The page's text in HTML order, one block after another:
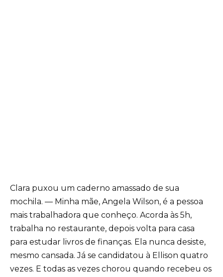
Clara puxou um caderno amassado de sua
mochila. — Minha mãe, Angela Wilson, é a pessoa
mais trabalhadora que conheço. Acorda às 5h,
trabalha no restaurante, depois volta para casa
para estudar livros de finanças. Ela nunca desiste,
mesmo cansada. Já se candidatou à Ellison quatro
vezes. E todas as vezes chorou quando recebeu os